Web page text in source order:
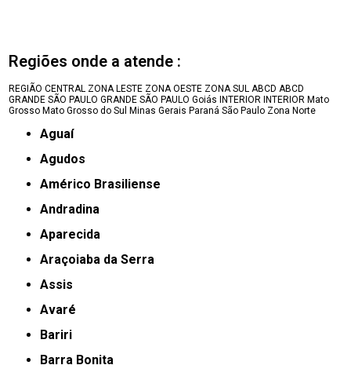
Regiões onde a atende :
REGIÃO CENTRAL ZONA LESTE ZONA OESTE ZONA SUL ABCD ABCD
GRANDE SÃO PAULO GRANDE SÃO PAULO Goiás INTERIOR INTERIOR Mato
Grosso Mato Grosso do Sul Minas Gerais Paraná São Paulo Zona Norte
Aguaí
Agudos
Américo Brasiliense
Andradina
Aparecida
Araçoiaba da Serra
Assis
Avaré
Bariri
Barra Bonita